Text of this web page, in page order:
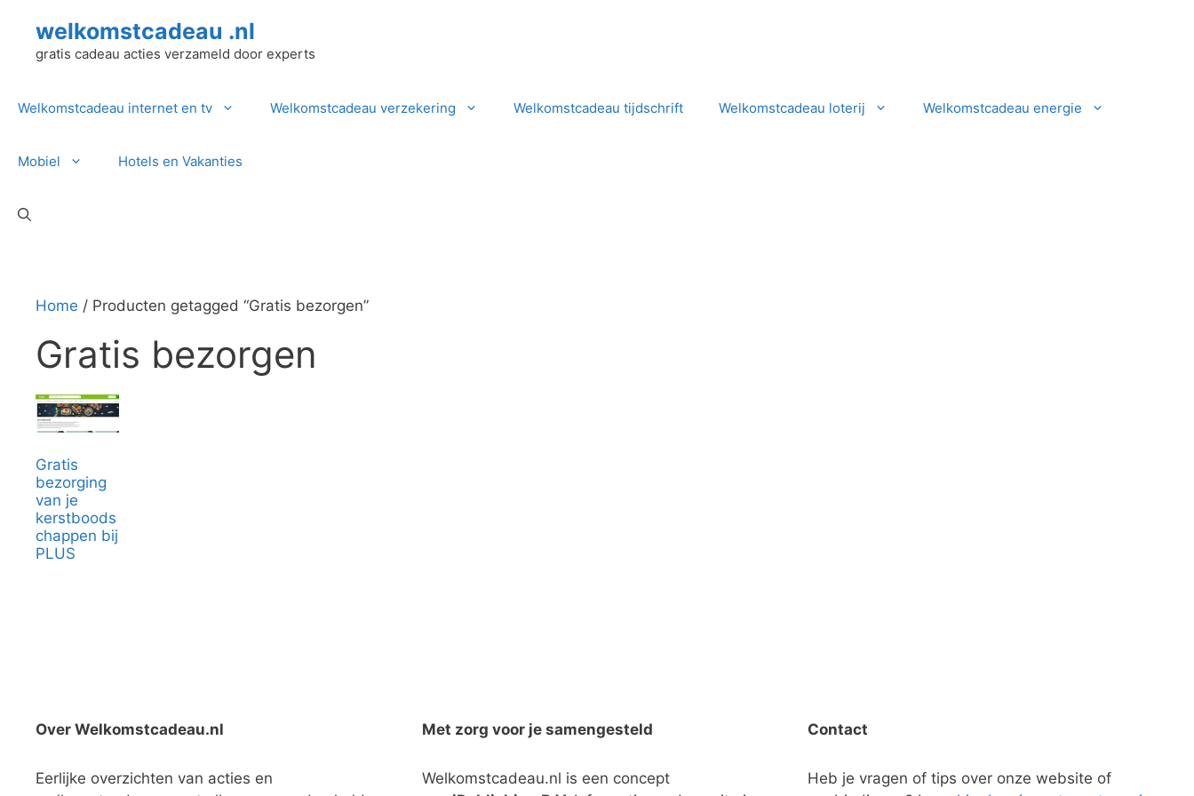
welkomstcadeau .nl
gratis cadeau acties verzameld door experts
Welkomstcadeau internet en tv Welkomstcadeau verzekering Welkomstcadeau tijdschrift Welkomstcadeau loterij Welkomstcadeau energie
Mobiel Hotels en Vakanties
Home / Producten getagged “Gratis bezorgen”
Gratis bezorgen
Gratis
bezorging
van je
kerstboods
chappen bij
PLUS
Over Welkomstcadeau.nl
Eerlijke overzichten van acties en
Met zorg voor je samengesteld
Welkomstcadeau.nl is een concept
Contact
Heb je vragen of tips over onze website of